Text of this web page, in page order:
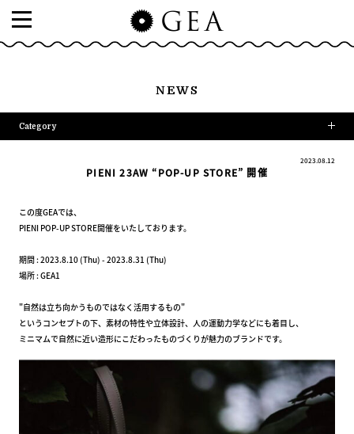
NEWS
Category
2023.08.12
PIENI 23AW “POP-UP STORE” 開催
この度GEAでは、
PIENI POP-UP STORE開催をいたしております。
期間 : 2023.8.10 (Thu) - 2023.8.31 (Thu)
場所 : GEA1
"自然は立ち向かうものではなく活用するもの"
というコンセプトの下、素材の特性や立体設計、人の運動力学などにも着目し、
ミニマムで自然に近い造形にこだわったものづくりが魅力のブランドです。